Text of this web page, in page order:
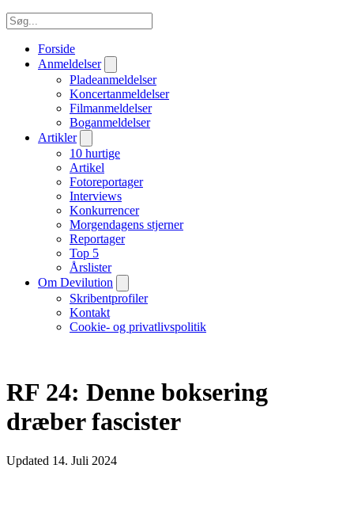
Forside
Anmeldelser
Pladeanmeldelser
Koncertanmeldelser
Filmanmeldelser
Boganmeldelser
Artikler
10 hurtige
Artikel
Fotoreportager
Interviews
Konkurrencer
Morgendagens stjerner
Reportager
Top 5
Årslister
Om Devilution
Skribentprofiler
Kontakt
Cookie- og privatlivspolitik
RF 24: Denne boksering
dræber fascister
Updated 14. Juli 2024